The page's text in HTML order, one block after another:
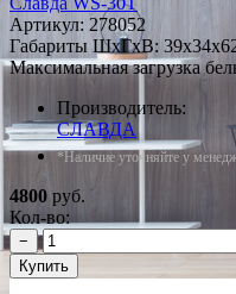
Артикул: 278052
Габариты ШxГxВ:
Максимальная загрузка
Производитель:
СЛАВДА
*Наличие уточняйте у
4800 руб.
Кол-во:
−
Купить